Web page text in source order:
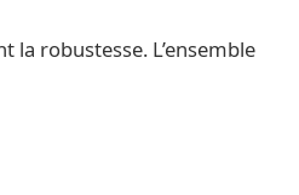
la robustesse. L’ensemble